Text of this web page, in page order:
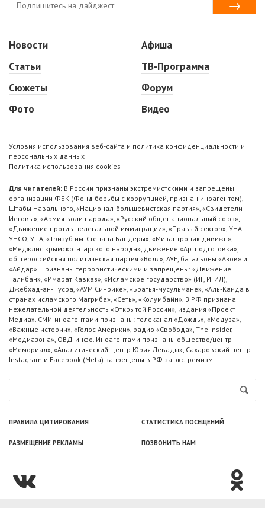
Новости
Статьи
Сюжеты
Фото
Афиша
ТВ-Программа
Форум
Видео
Условия использования веб-сайта и политика конфиденциальности и
персональных данных
Политика использования cookies
Для читателей: В России признаны экстремистскими и запрещены
организации ФБК (Фонд борьбы с коррупцией, признан иноагентом),
Штабы Навального, «Национал-большевистская партия», «Свидетели
Иеговы», «Армия воли народа», «Русский общенациональный союз»,
«Движение против нелегальной иммиграции», «Правый сектор», УНА-
УНСО, УПА, «Тризуб им. Степана Бандеры», «Мизантропик дивижн»,
«Меджлис крымскотатарского народа», движение «Артподготовка»,
общероссийская политическая партия «Воля», АУЕ, батальоны «Азов» и
«Айдар». Признаны террористическими и запрещены: «Движение
Талибан», «Имарат Кавказ», «Исламское государство» (ИГ, ИГИЛ),
Джебхад-ан-Нусра, «АУМ Синрике», «Братья-мусульмане», «Аль-Каида в
странах исламского Магриба», «Сеть», «Колумбайн». В РФ признана
нежелательной деятельность «Открытой России», издания «Проект
Медиа». СМИ-иноагентами признаны: телеканал «Дождь», «Медуза»,
«Важные истории», «Голос Америки», радио «Свобода», The Insider,
«Медиазона», ОВД-инфо. Иноагентами признаны общество/центр
«Мемориал», «Аналитический Центр Юрия Левады», Сахаровский центр.
Instagram и Facebook (Metа) запрещены в РФ за экстремизм.
ПРАВИЛА ЦИТИРОВАНИЯ СТАТИСТИКА ПОСЕЩЕНИЙ
РАЗМЕЩЕНИЕ РЕКЛАМЫ ПОЗВОНИТЬ НАМ